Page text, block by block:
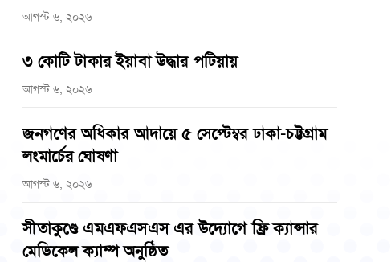
আগস্ট ৬, ২০২৬
৩ কোটি টাকার ইয়াবা উদ্ধার পটিয়ায়
আগস্ট ৬, ২০২৬
জনগণের অধিকার আদায়ে ৫ সেপ্টেম্বর ঢাকা-চট্টগ্রাম
লংমার্চের ঘোষণা
আগস্ট ৬, ২০২৬
সীতাকুণ্ডে এমএফএসএস এর উদ্যোগে ফ্রি ক্যান্সার
মেডিকেল ক্যাম্প অনুষ্ঠিত